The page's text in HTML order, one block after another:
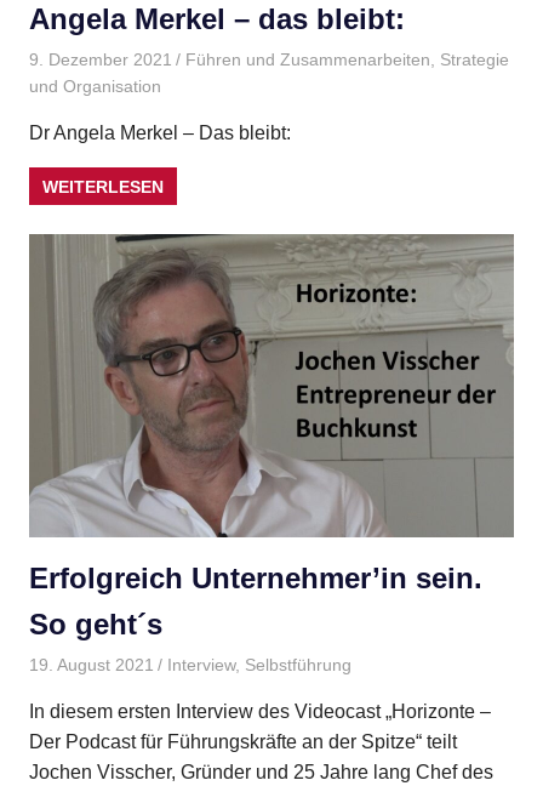
Angela Merkel – das bleibt:
9. Dezember 2021 Gudrun Henne
Führen und Zusammenarbeiten, Strategie
und Organisation
Dr Angela Merkel – Das bleibt:
WEITERLESEN
Erfolgreich Unternehmer’in sein.
So geht´s
19. August 2021 site_admin
Interview, Selbstführung
In diesem ersten Interview des Videocast „Horizonte –
Der Podcast für Führungskräfte an der Spitze“ teilt
Jochen Visscher, Gründer und 25 Jahre lang Chef des